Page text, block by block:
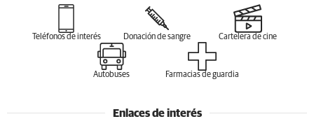
Teléfonos de interés Donación de sangre Cartelera de cine
Autobuses Farmacias de guardia
Enlaces de interés